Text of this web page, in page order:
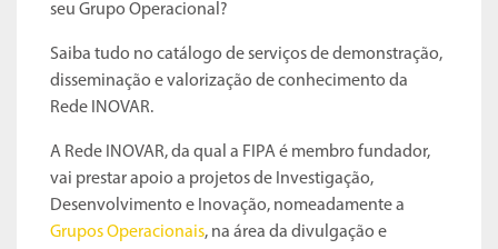
seu Grupo Operacional?
Saiba tudo no catálogo de serviços de demonstração,
disseminação e valorização de conhecimento da
Rede INOVAR.
A Rede INOVAR, da qual a FIPA é membro fundador,
vai prestar apoio a projetos de Investigação,
Desenvolvimento e Inovação, nomeadamente a
Grupos Operacionais, na área da divulgação e